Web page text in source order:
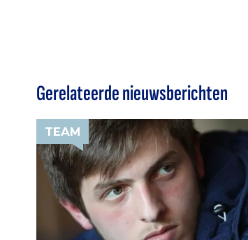
Gerelateerde nieuwsberichten
TEAM